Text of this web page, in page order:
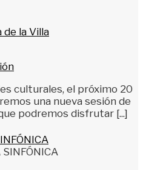
de la Villa
culturales, el próximo 20
una nueva sesión de
podremos disfrutar [...]